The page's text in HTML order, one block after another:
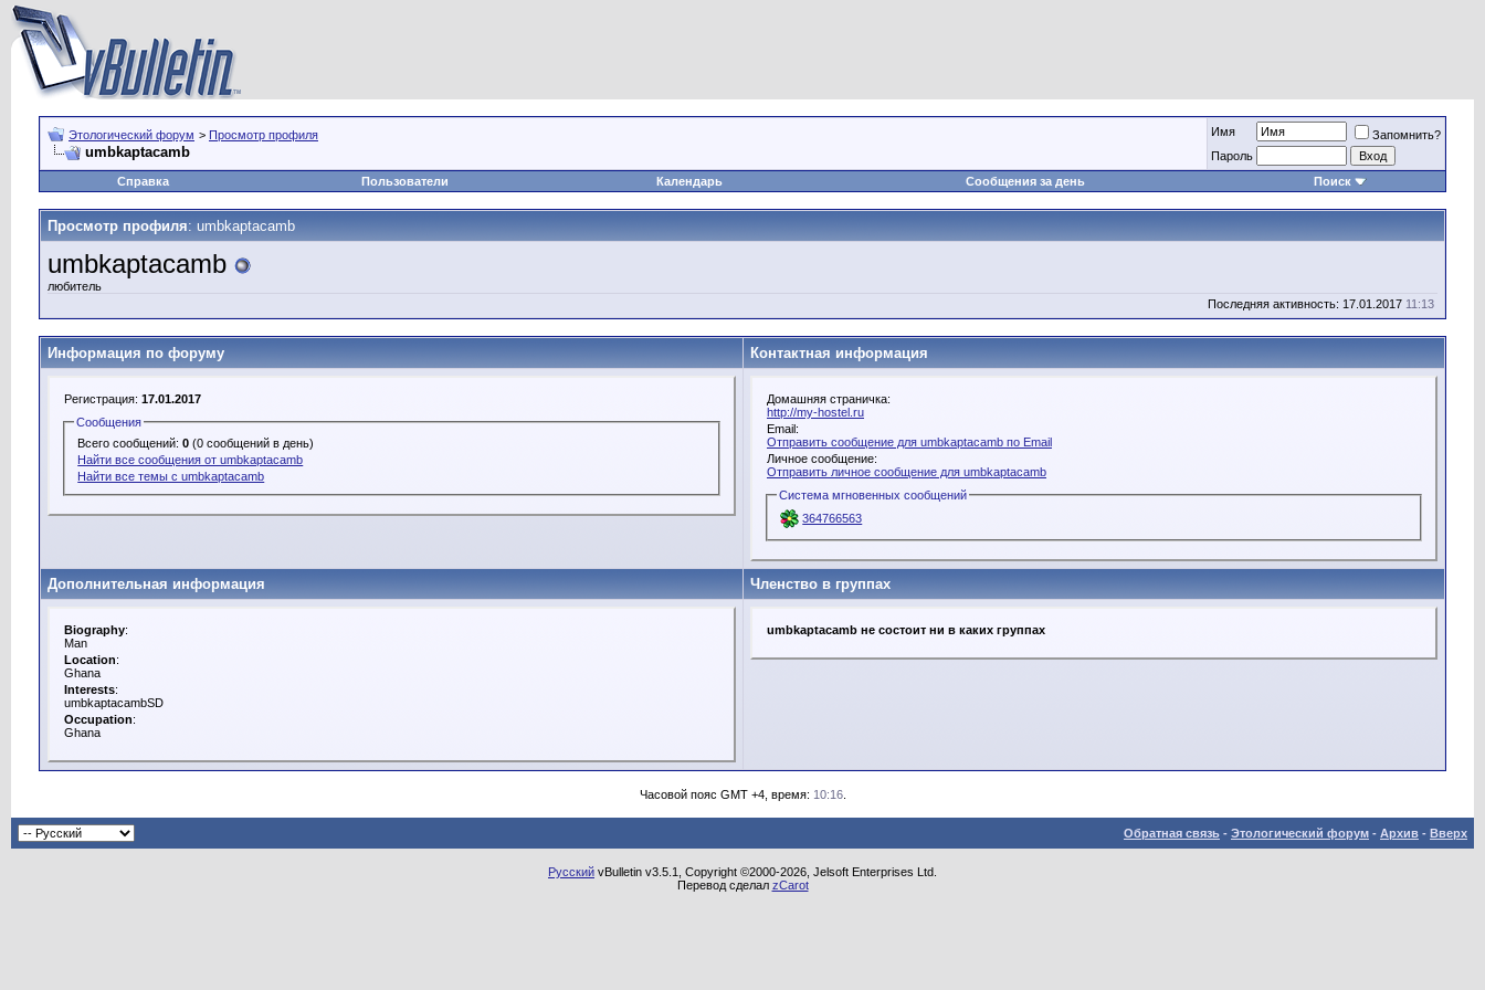
Этологический форум > Просмотр профиля
umbkaptacamb
Имя
Запомнить?
Пароль
Справка
Пользователи Календарь Сообщения за день Поиск
Просмотр профиля: umbkaptacamb
umbkaptacamb
любитель
Последняя активность: 17.01.2017 11:13
Информация по форуму Контактная информация
Регистрация: 17.01.2017
Сообщения
Всего сообщений:0 (0 сообщений в день)
Найти все сообщения от umbkaptacamb
Найти все темы с umbkaptacamb
Домашняя страничка:
http://my-hostel.ru
Email:
Отправить сообщение для umbkaptacamb по Email
Личное сообщение:
Отправить личное сообщение для umbkaptacamb
Система мгновенных сообщений
364766563
Дополнительная информация Членство в группах
Biography:
Man
Location:
Ghana
Interests:
umbkaptacambSD
Occupation:
Ghana
umbkaptacamb не состоит ни в каких группах
Часовой пояс GMT +4, время: 10:16.
Обратная связь - Этологический форум - Архив - Вверх
Русский vBulletin v3.5.1, Copyright ©2000-2026, Jelsoft Enterprises Ltd.
Перевод сделал zCarot